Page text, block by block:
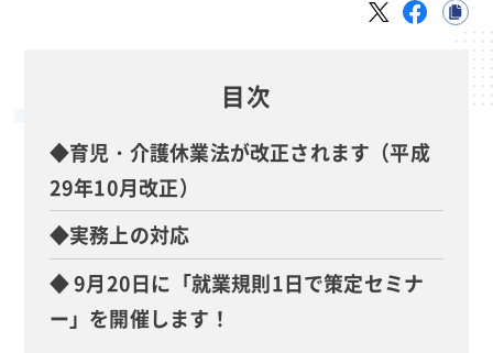
目次
◆育児・介護休業法が改正されます（平成
29年10月改正）
◆実務上の対応
◆ 9月20日に「就業規則1日で策定セミナ
ー」を開催します！